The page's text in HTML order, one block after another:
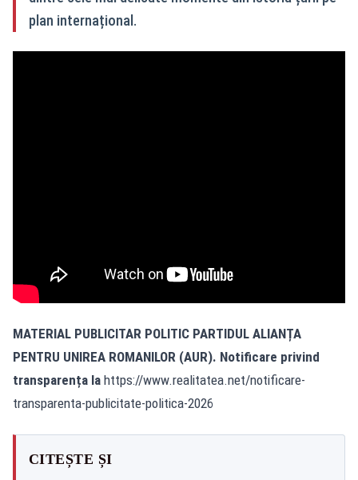
plan internațional.
MATERIAL PUBLICITAR POLITIC PARTIDUL ALIANȚA
PENTRU UNIREA ROMANILOR (AUR). Notificare privind
transparența la https://www.realitatea.net/notificare-
transparenta-publicitate-politica-2026
CITEȘTE ȘI